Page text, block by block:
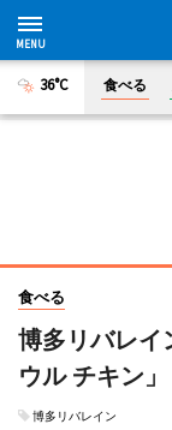
36°C 食べる
食べる
博多リバレイ
ウル チキン
博多リバレイン